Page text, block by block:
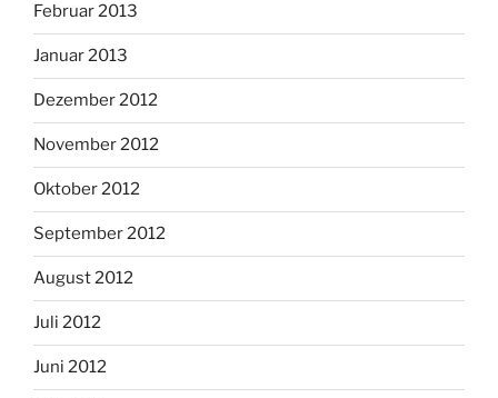
Februar 2013
Januar 2013
Dezember 2012
November 2012
Oktober 2012
September 2012
August 2012
Juli 2012
Juni 2012